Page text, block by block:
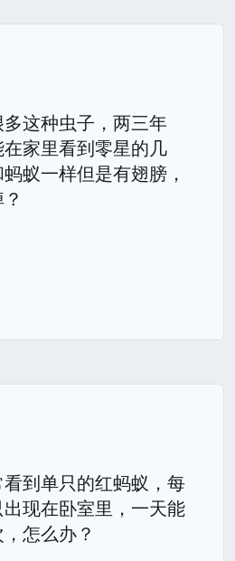
这种虫子，两三年
家里看到零星的几
蚁一样但是有翅膀，
到单只的红蚂蚁，每
现在卧室里，一天能
怎么办？